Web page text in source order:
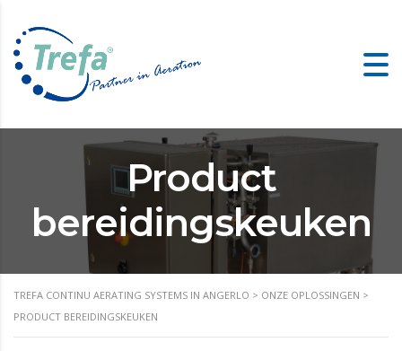
Product
bereidingskeuken
TREFA CONTINU AERATING SYSTEMS IN ANGERLO > ONZE OPLOSSINGEN >
PRODUCT BEREIDINGSKEUKEN